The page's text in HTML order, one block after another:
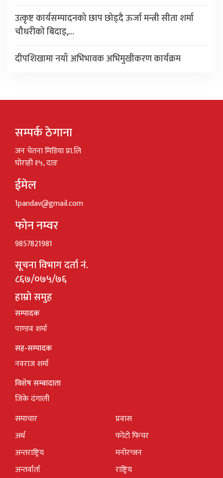
उत्कृष्ट कार्यसम्पादनको छाप छोड्दै ऊर्जा मन्त्री सीता शर्मा
चौधरीको बिदाइ,…
दीपशिखामा नयाँ अभिभावक अभिमुखीकरण कार्यक्रम
सम्पर्क ठेगाना
जन चेतना मिडिया प्रा.लि
घोराही १५, दाङ
ईमेल
1pandav@gmail.com
फोन नम्वर
9857821981
सूचना विभाग दर्ता नं.
८६७/०७५/७६
हाम्रो समुह
सम्पादक
पाण्डव शर्मा
सह-सम्पादक
नवराज शर्मा
विशेष सम्बादाता
जिके दंगाली
समाचार
अर्थ
अन्तराष्ट्रिय
अन्तर्वार्ता
प्रवास
फोटो फिचर
मनोरन्जन
राष्ट्रिय